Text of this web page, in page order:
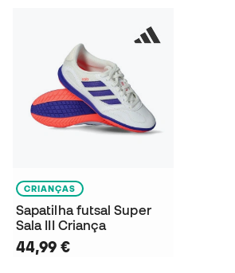
CRIANÇAS
Sapatilha futsal Super
Sala III Criança
44,99 €